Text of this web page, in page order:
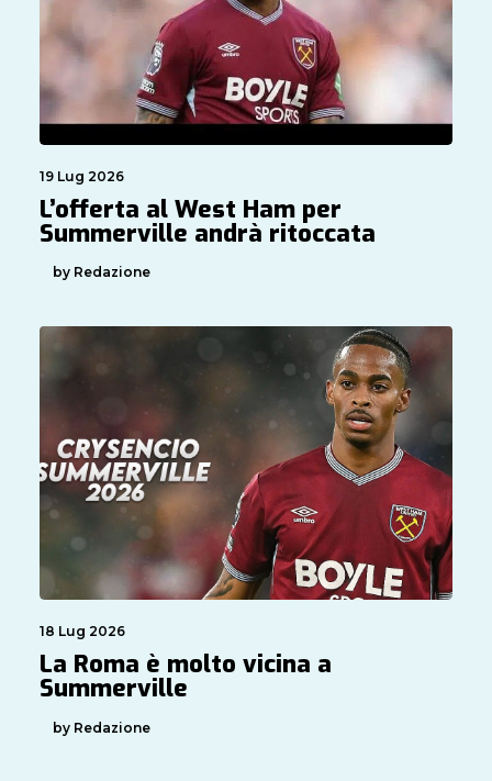
19 Lug 2026
L’offerta al West Ham per
Summerville andrà ritoccata
by Redazione
18 Lug 2026
La Roma è molto vicina a
Summerville
by Redazione